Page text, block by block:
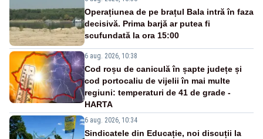
Operațiunea de pe brațul Bala intră în faza
decisivă. Prima barjă ar putea fi
scufundată la ora 15:00
6 aug. 2026, 10:38
Cod roșu de caniculă în șapte județe și
cod portocaliu de vijelii în mai multe
regiuni: temperaturi de 41 de grade -
HARTA
6 aug. 2026, 10:34
Sindicatele din Educație, noi discuții la